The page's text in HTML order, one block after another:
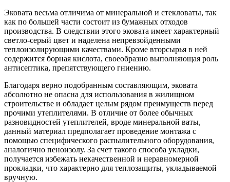
Эковата весьма отличима от минеральной и стекловаты, так
как по большей части состоит из бумажных отходов
производства. В следствии этого эковата имеет характерный
светло-серый цвет и наделена непревзойденными
теплоизолирующими качествами. Кроме вторсырья в ней
содержится борная кислота, своеобразно выполняющая роль
антисептика, препятствующего гниению.
Благодаря верно подобранным составляющим, эковата
абсолютно не опасна для использования в жилищном
строительстве и обладает целым рядом преимуществ перед
прочими утеплителями. В отличие от более обычных
разновидностей утеплителей, вроде минеральной ваты,
данный материал предполагает проведение монтажа с
помощью специфического распылительного оборудования,
аналогично пеноизолу. За счет такого способа укладки,
получается избежать некачественной и неравномерной
прокладки, что характерно для теплозащиты, укладываемой
вручную.